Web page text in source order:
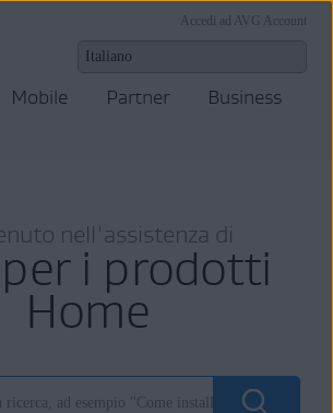
Accedi ad AVG Account
Mobile Partner
Business
nell'assistenza di
per i prodotti
Home